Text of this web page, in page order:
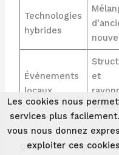
Technologies
hybrides
Événements
locaux
et
Questions
Les cookies nous
services plus
vous nous donnez
exploiter ces